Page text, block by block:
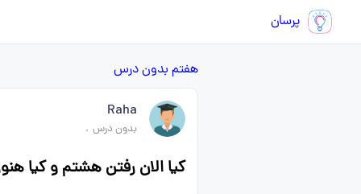
پرسان
هفتم بدون درس
Raha
بدون درس .
کیا الان رفتن هشتم و کیا